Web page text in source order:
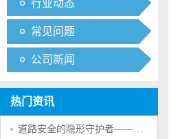
行业动态
常见问题
公司新闻
热门资讯
道路安全的隐形守护者——防撞桶的多重防护作用